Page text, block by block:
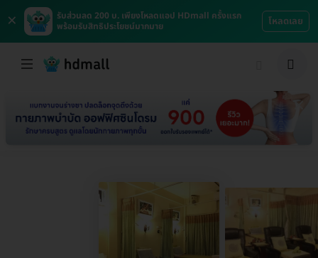
×
รับส่วนลด 200 บ. เพียงโหลดแอป HDmall ครั้งแรก
พร้อมรับสิทธิประโยชน์มากมาย
โหลดเลย